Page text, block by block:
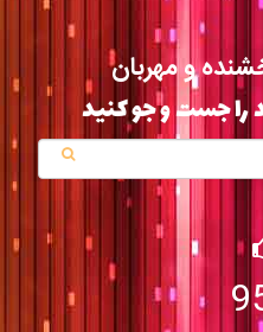
و مهربان
را جست و جو کنید